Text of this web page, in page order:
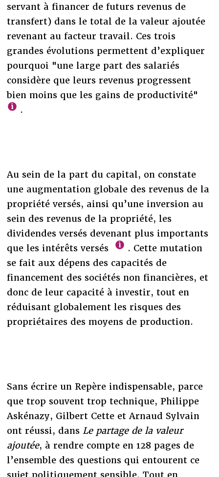
servant à financer de futurs revenus de
transfert) dans le total de la valeur ajoutée
revenant au facteur travail. Ces trois
grandes évolutions permettent d’expliquer
pourquoi "une large part des salariés
considère que leurs revenus progressent
bien moins que les gains de productivité"
.
Au sein de la part du capital, on constate
une augmentation globale des revenus de la
propriété versés, ainsi qu’une inversion au
sein des revenus de la propriété, les
dividendes versés devenant plus importants
que les intérêts versés
. Cette mutation
se fait aux dépens des capacités de
financement des sociétés non financières, et
donc de leur capacité à investir, tout en
réduisant globalement les risques des
propriétaires des moyens de production.
Sans écrire un Repère indispensable, parce
que trop souvent trop technique, Philippe
Askénazy, Gilbert Cette et Arnaud Sylvain
ont réussi, dans Le partage de la valeur
ajoutée, à rendre compte en 128 pages de
l’ensemble des questions qui entourent ce
sujet politiquement sensible. Tout en